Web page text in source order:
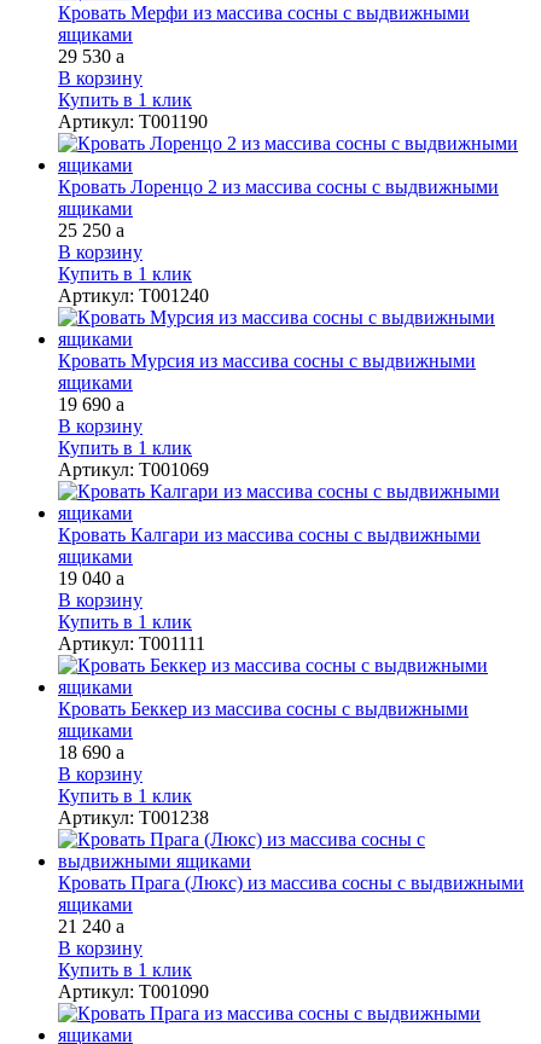
Кровать Мерфи из массива сосны с выдвижными
ящиками
29 530 a
В корзину
Купить в 1 клик
Артикул: Т001190
Кровать Лоренцо 2 из массива сосны с выдвижными
ящиками
25 250 a
В корзину
Купить в 1 клик
Артикул: Т001240
Кровать Мурсия из массива сосны с выдвижными
ящиками
19 690 a
В корзину
Купить в 1 клик
Артикул: Т001069
Кровать Калгари из массива сосны с выдвижными
ящиками
19 040 a
В корзину
Купить в 1 клик
Артикул: Т001111
Кровать Беккер из массива сосны с выдвижными
ящиками
18 690 a
В корзину
Купить в 1 клик
Артикул: Т001238
Кровать Прага (Люкс) из массива сосны с выдвижными
ящиками
21 240 a
В корзину
Купить в 1 клик
Артикул: Т001090